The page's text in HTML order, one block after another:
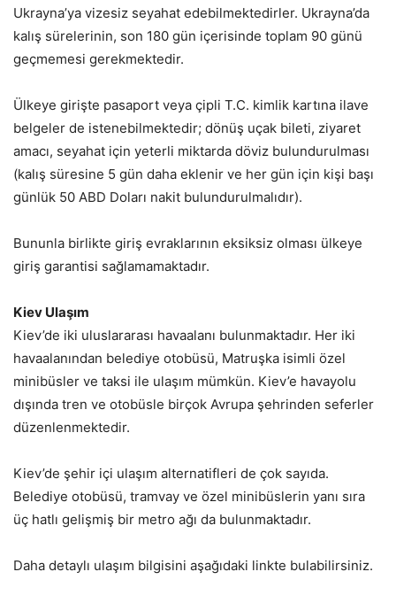
Ukrayna’ya vizesiz seyahat edebilmektedirler. Ukrayna’da
kalış sürelerinin, son 180 gün içerisinde toplam 90 günü
geçmemesi gerekmektedir.
Ülkeye girişte pasaport veya çipli T.C. kimlik kartına ilave
belgeler de istenebilmektedir; dönüş uçak bileti, ziyaret
amacı, seyahat için yeterli miktarda döviz bulundurulması
(kalış süresine 5 gün daha eklenir ve her gün için kişi başı
günlük 50 ABD Doları nakit bulundurulmalıdır).
Bununla birlikte giriş evraklarının eksiksiz olması ülkeye
giriş garantisi sağlamamaktadır.
Kiev Ulaşım
Kiev’de iki uluslararası havaalanı bulunmaktadır. Her iki
havaalanından belediye otobüsü, Matruşka isimli özel
minibüsler ve taksi ile ulaşım mümkün. Kiev’e havayolu
dışında tren ve otobüsle birçok Avrupa şehrinden seferler
düzenlenmektedir.
Kiev’de şehir içi ulaşım alternatifleri de çok sayıda.
Belediye otobüsü, tramvay ve özel minibüslerin yanı sıra
üç hatlı gelişmiş bir metro ağı da bulunmaktadır.
Daha detaylı ulaşım bilgisini aşağıdaki linkte bulabilirsiniz.